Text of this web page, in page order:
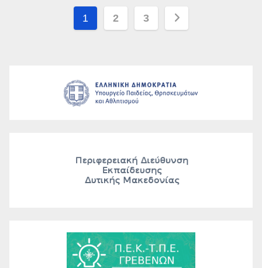
Σελιδοποίηση
1 2 3